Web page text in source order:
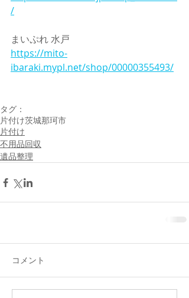
/
まいぷれ 水戸
https://mito-
ibaraki.mypl.net/shop/00000355493/
タグ：
片付け茨城那珂市
片付け
不用品回収
遺品整理
コメント